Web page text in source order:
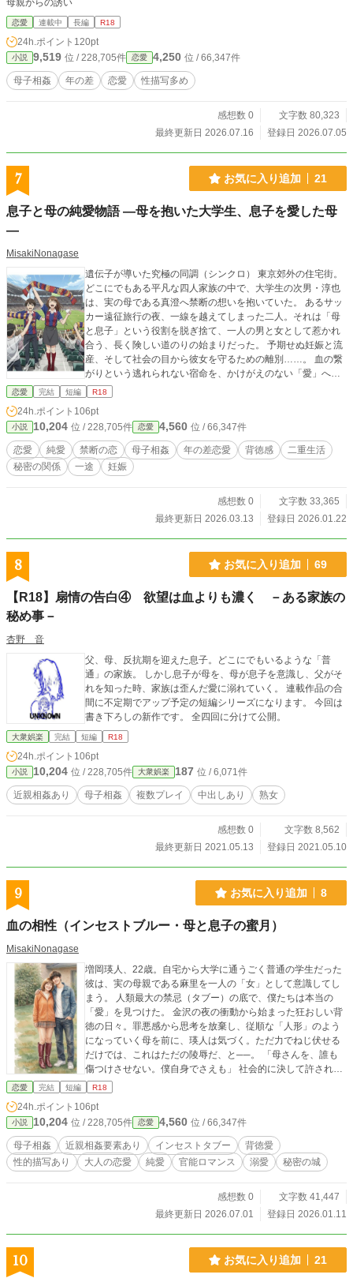
母親からの誘い
恋愛 連載中 長編 R18
24h.ポイント 120pt
小説 9,519 位 / 228,705件 恋愛 4,250 位 / 66,347件
母子相姦 年の差 恋愛 性描写多め
感想数 0
文字数 80,323
最終更新日 2026.07.16
登録日 2026.07.05
7 お気に入り追加 21
息子と母の純愛物語 —母を抱いた大学生、息子を愛した母
—
MisakiNonagase
遺伝子が導いた究極の同調（シンクロ） 東京郊外の住宅街。
どこにでもある平凡な四人家族の中で、大学生の次男・淳也
は、実の母である真澄へ禁断の想いを抱いていた。 あるサッ
カー遠征旅行の夜、一線を越えてしまった二人。それは「母
と息子」という役割を脱ぎ捨て、一人の男と女として惹かれ
合う、長く険しい道のりの始まりだった。 予期せぬ妊娠と流
産、そして社会の目から彼女を守るための離別……。 血の繋
がりという逃れられない宿命を、かけがえのない「愛」へと
変えていく。実の母息子、そして29歳の年齢差を超えた、真
恋愛 完結 短編 R18
24h.ポイント 106pt
小説 10,204 位 / 228,705件 恋愛 4,560 位 / 66,347件
恋愛 純愛 禁断の恋 母子相姦 年の差恋愛 背徳感
二重生活
秘密の関係
一途 妊娠
感想数 0
文字数 33,365
最終更新日 2026.03.13
登録日 2026.01.22
8 お気に入り追加 69
【R18】扇情の告白④ 欲望は血よりも濃く －ある家族の
秘め事－
杏野 音
父、母、反抗期を迎えた息子。どこにでもいるような「普
通」の家族。 しかし息子が母を、母が息子を意識し、父がそ
れを知った時、家族は歪んだ愛に溺れていく。 連載作品の合
間に不定期でアップ予定の短編シリーズになります。 今回は
書き下ろしの新作です。 全四回に分けて公開。
大衆娯楽 完結 短編 R18
24h.ポイント 106pt
小説 10,204 位 / 228,705件 大衆娯楽 187 位 / 6,071件
近親相姦あり 母子相姦 複数プレイ 中出しあり 熟女
感想数 0
文字数 8,562
最終更新日 2021.05.13
登録日 2021.05.10
9 お気に入り追加 8
血の相性（インセストブルー・母と息子の蜜月）
MisakiNonagase
増岡瑛人、22歳。自宅から大学に通うごく普通の学生だった
彼は、実の母親である麻里を一人の「女」として意識してし
まう。 人類最大の禁忌（タブー）の底で、僕たちは本当の
「愛」を見つけた。 金沢の夜の衝動から始まった狂おしい背
徳の日々。罪悪感から思考を放棄し、従順な「人形」のよう
になっていく母を前に、瑛人は気づく。ただ力でねじ伏せる
だけでは、これはただの陵辱だ、と──。 「母さんを、誰も
傷つけさせない。僕自身でさえも」 社会的に決して許されな
い「血の相性」を自覚しながらも、徹底した思いやりで母の
の影を悟らせぬまま、歳月を重ねてもなお深まり続ける、一
対の男女の究極の純愛奇譚。
恋愛 完結 短編 R18
24h.ポイント 106pt
小説 10,204 位 / 228,705件 恋愛 4,560 位 / 66,347件
母子相姦 近親相姦要素あり インセストタブー
背徳愛
性的描写あり
大人の恋愛 純愛 官能ロマンス 溺愛 秘密の城
感想数 0
文字数 41,447
最終更新日 2026.07.01
登録日 2026.01.11
10 お気に入り追加 21